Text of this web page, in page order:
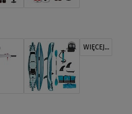
WIĘCEJ...